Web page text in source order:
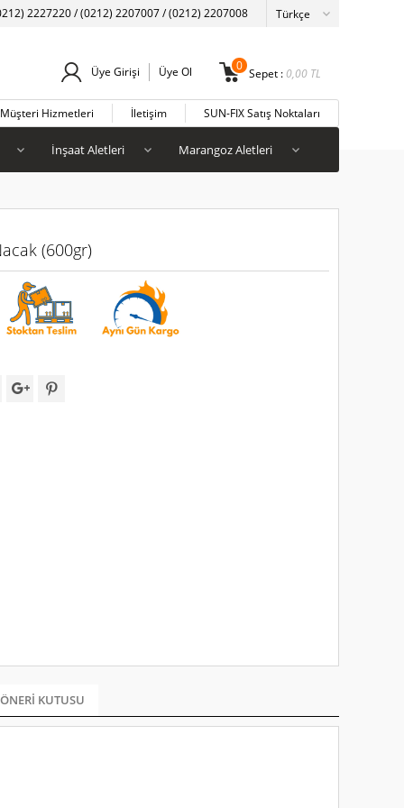
2227220 / (0212) 2207007 / (0212) 2207008
0
Sepet : 0,00 TL
Üye Girişi Üye Ol
Müşteri Hizmetleri İletişim SUN-FIX Satış Noktaları
İnşaat Aletleri Marangoz Aletleri
(600gr)
ÖNERI KUTUSU